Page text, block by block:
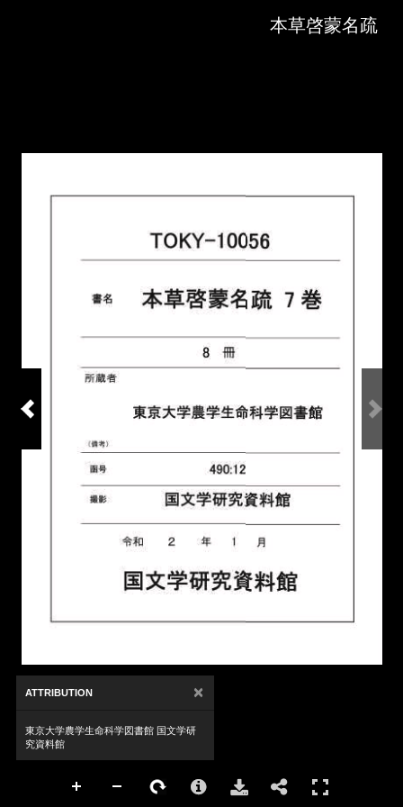
本草啓蒙名疏
ATTRIBUTION ×
東京大学農学生命科学図書館 国文学研
究資料館